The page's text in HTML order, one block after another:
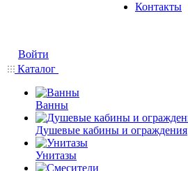
Контакты
Войти
Каталог
Ванны
Душевые кабины и ограждения
Унитазы